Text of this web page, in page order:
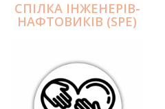
СПІЛКА ІНЖЕНЕРІВ-
НАФТОВИКІВ (SPE)